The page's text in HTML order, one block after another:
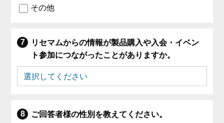
その他
リセマムからの情報が製品購入や入会・イベン
ト参加につながったことがありますか。
ご回答者様の性別を教えてください。